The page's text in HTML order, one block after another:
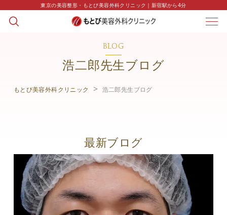
東京の美容整形・もとび美容外科クリニック｜新宿駅から4分
BLOG
浩二郎先生ブログ
もとび美容外科クリニック 浩二郎先生ブログ
最新ブログ